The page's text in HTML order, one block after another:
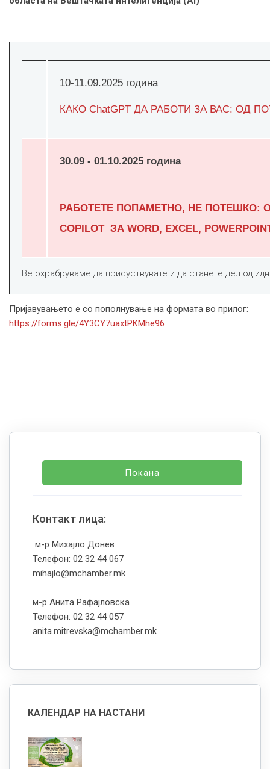
10-11.09.2025 година
КАКО ChatGPT ДА РАБОТИ ЗА ВАС: ОД
30.09 - 01.10.2025 година
РАБОТЕТЕ ПОПАМЕТНО, НЕ ПОТЕШКО:
COPILOT ЗА WORD, EXCEL,
Ве охрабруваме да присуствувате и да станете дел од
Пријавувањето е со пополнување на формата во прилог:
https://forms.gle/4Y3CY7uaxtPKMhe96
Покана
Контакт лица:
м-р Михајло Донев
Телефон: 02 32 44 067
mihajlo@mchamber.mk
м-р Анита Рафајловска
Телефон: 02 32 44 057
anita.mitrevska@mchamber.mk
КАЛЕНДАР НА НАСТАНИ